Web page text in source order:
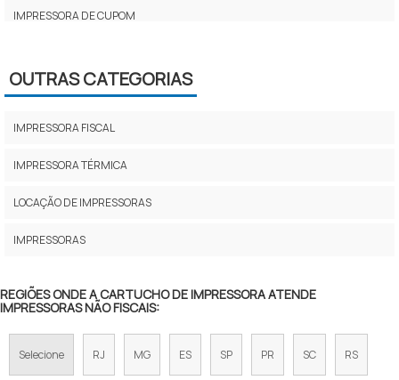
IMPRESSORA DE CUPOM
IMPRESSORA FISCAL PREÇO
IMPRESSORA PARA NOTA FISCAL
IMPRESSORA FISCAL E NÃO FISCAL
IMPRESSORA FISCAL DARUMA
IMPRESSORA DE NOTA FISCAL ELETRÔNICA
IMPRESSORA CUPOM FISCAL BEMATECH
IMPRESSORA FISCAL BEMATECH MP 4000
OUTRAS CATEGORIAS
IMPRESSORA FISCAL
IMPRESSORA TÉRMICA
LOCAÇÃO DE IMPRESSORAS
IMPRESSORAS
REGIÕES ONDE A CARTUCHO DE IMPRESSORA ATENDE
IMPRESSORAS NÃO FISCAIS:
Selecione RJ MG ES SP PR SC RS